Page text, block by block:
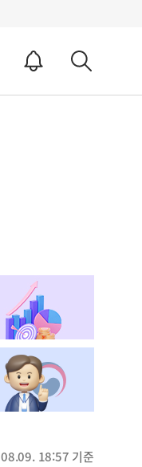
알
ON
세
08.09. 18:57 기준